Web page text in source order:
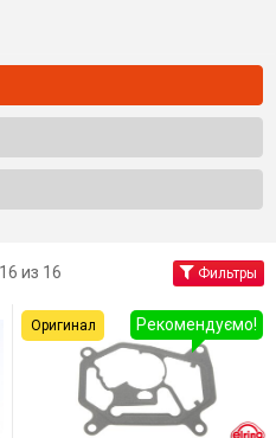
из 16 Фильтры
Рекомендуємо!
Оригинал